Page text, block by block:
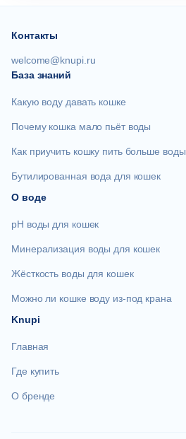
Контакты
welcome@knupi.ru
База знаний
Какую воду давать кошке
Почему кошка мало пьёт воды
Как приучить кошку пить больше воды
Бутилированная вода для кошек
О воде
pH воды для кошек
Минерализация воды для кошек
Жёсткость воды для кошек
Можно ли кошке воду из-под крана
Knupi
Главная
Где купить
О бренде